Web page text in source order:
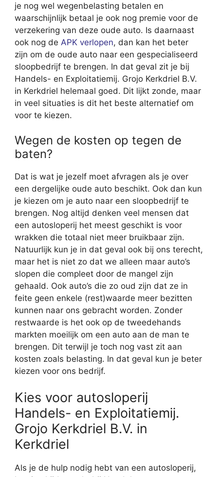
je nog wel wegenbelasting betalen en
waarschijnlijk betaal je ook nog premie voor de
verzekering van deze oude auto. Is daarnaast
ook nog de APK verlopen, dan kan het beter
zijn om de oude auto naar een gespecialiseerd
sloopbedrijf te brengen. In dat geval zit je bij
Handels- en Exploitatiemij. Grojo Kerkdriel B.V.
in Kerkdriel helemaal goed. Dit lijkt zonde, maar
in veel situaties is dit het beste alternatief om
voor te kiezen.
Wegen de kosten op tegen de
baten?
Dat is wat je jezelf moet afvragen als je over
een dergelijke oude auto beschikt. Ook dan kun
je kiezen om je auto naar een sloopbedrijf te
brengen. Nog altijd denken veel mensen dat
een autosloperij het meest geschikt is voor
wrakken die totaal niet meer bruikbaar zijn.
Natuurlijk kun je in dat geval ook bij ons terecht,
maar het is niet zo dat we alleen maar auto’s
slopen die compleet door de mangel zijn
gehaald. Ook auto’s die zo oud zijn dat ze in
feite geen enkele (rest)waarde meer bezitten
kunnen naar ons gebracht worden. Zonder
restwaarde is het ook op de tweedehands
markten moeilijk om een auto aan de man te
brengen. Dit terwijl je toch nog vast zit aan
kosten zoals belasting. In dat geval kun je beter
kiezen voor ons bedrijf.
Kies voor autosloperij
Handels- en Exploitatiemij.
Grojo Kerkdriel B.V. in
Kerkdriel
Als je de hulp nodig hebt van een autosloperij,